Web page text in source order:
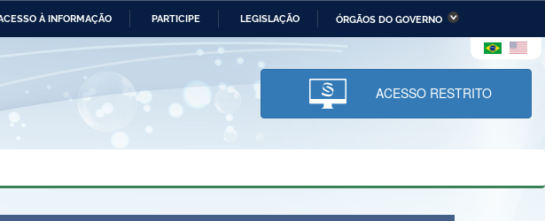
À INFORMAÇÃO PARTICIPE LEGISLAÇÃO ÓRGÃOS DO GOVERNO
Relações Ministério da Economia Ministério da Infraestrutura
Ministério da Ciência,
Tecnologia, Inovações e
Comunicações
e dos Direitos Humanos
do Brasil Planalto
ACESSO RESTRITO